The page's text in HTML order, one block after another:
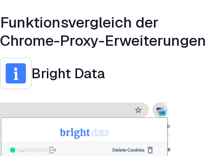
Funktionsvergleich der
Chrome-Proxy-Erweiterungen
Bright Data